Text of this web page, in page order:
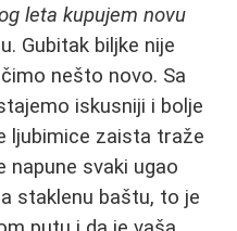
leta kupujem novu
Gubitak biljke nije
nešto novo. Sa
iskusniji i bolje
ljubimice zaista traže
napune svaki ugao
staklenu baštu, to je